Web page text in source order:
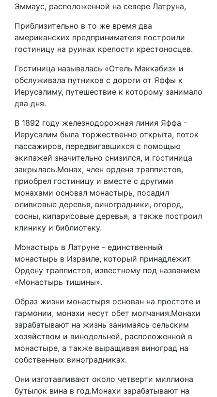
Эммаус, расположенной на севере Латруна,
Приблизительно в то же время два
американских предпринимателя построили
гостиницу на руинах крепости крестоносцев.
Гостиница называлась «Отель Маккабиз» и
обслуживала путников с дороги от Яффы к
Иерусалиму, путешествие к которому занимало
два дня.
В 1892 году железнодорожная линия Яффа -
Иерусалим была торжественно открыта, поток
пассажиров, передвигавшихся с помощью
экипажей значительно снизился, и гостиница
закрылась.Монах, член ордена траппистов,
приобрел гостиницу и вместе с другими
монахами основал монастырь, посадил
оливковые деревья, виноградники, огород,
сосны, кипарисовые деревья, а также построил
клинику и библиотеку.
Монастырь в Латруне - единственный
монастырь в Израиле, который принадлежит
Ордену траппистов, известному под названием
«Монастырь тишины».
Образ жизни монастыря основан на простоте и
гармонии, монахи несут обет молчания.Монахи
зарабатывают на жизнь занимаясь сельским
хозяйством и винодельней, расположенной в
монастыре, а также выращивая виноград на
собственных виноградниках.
Они изготавливают около четверти миллиона
бутылок вина в год.Монахи зарабатывают на